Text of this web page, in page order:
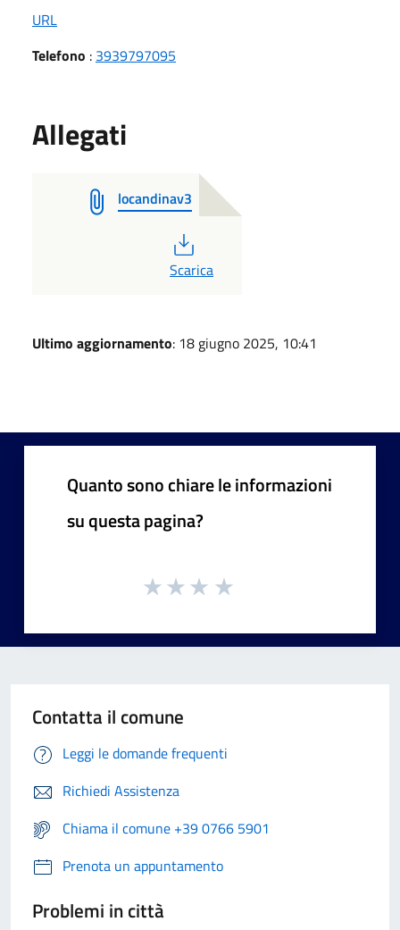
URL
Telefono : 3939797095
Allegati
locandinav3
PDF
Scarica
Ultimo aggiornamento: 18 giugno 2025, 10:41
Quanto sono chiare le informazioni
su questa pagina?
Contatta il comune
Leggi le domande frequenti
Richiedi Assistenza
Chiama il comune +39 0766 5901
Prenota un appuntamento
Problemi in città